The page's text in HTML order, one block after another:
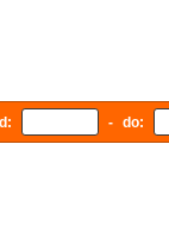
- do: